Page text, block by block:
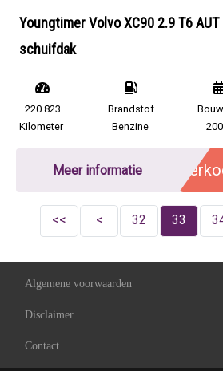
Youngtimer Volvo XC90 2.9 T6
schuifdak
220.823
Kilometer
Brandstof
Benzine
Meer informatie
<< < 32 33
Algemene voorwaarden
Disclaimer
Contact